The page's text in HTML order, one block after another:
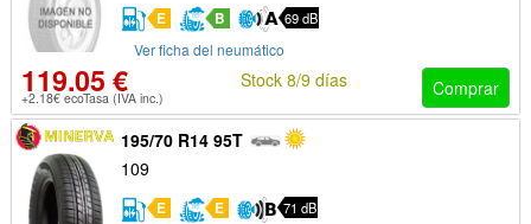
E B 69 dB
Ver ficha del neumático
119.05 €
+2.18€ ecoTasa (IVA inc.) Comprar
Stock 8/9 días
195/70 R14 95T
109
E E 71 dB